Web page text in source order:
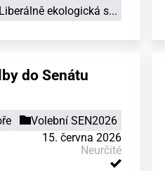
Liberálně ekologická s...
do Senátu
Volební SEN2026
15. června 2026
Neurčité